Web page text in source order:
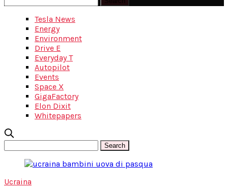
Tesla News
Energy
Environment
Drive E
Everyday T
Autopilot
Events
Space X
GigaFactory
Elon Dixit
Whitepapers
Ucraina